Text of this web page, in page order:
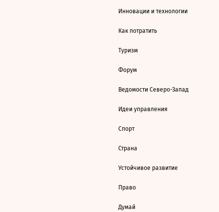
Инновации и технологии
Как потратить
Туризм
Форум
Ведомости Северо-Запад
Идеи управления
Спорт
Страна
Устойчивое развитие
Право
Думай